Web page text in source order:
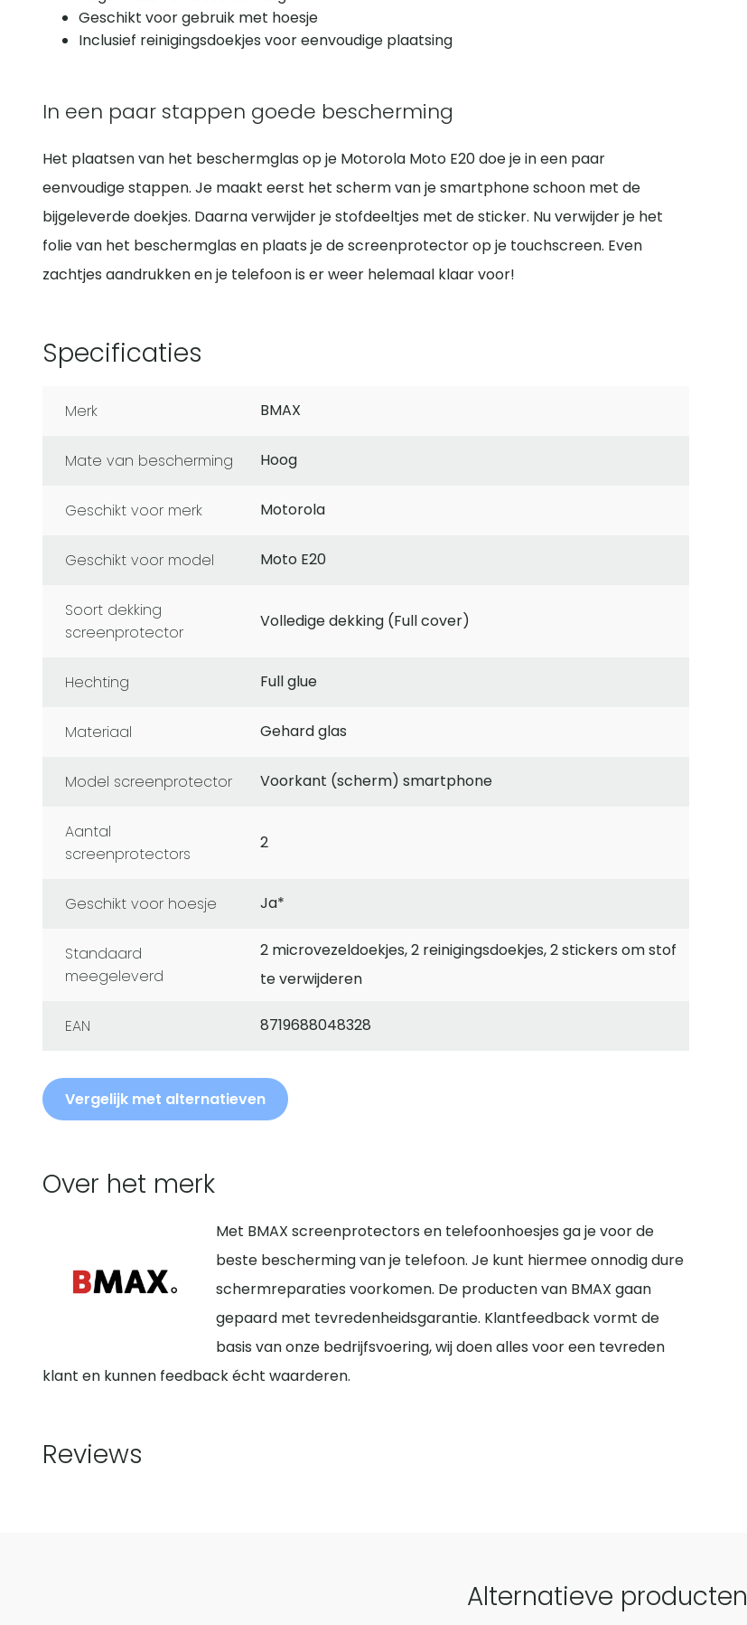
Geschikt voor gebruik met hoesje
Inclusief reinigingsdoekjes voor eenvoudige plaatsing
In een paar stappen goede bescherming
Het plaatsen van het beschermglas op je Motorola Moto E20 doe je in een paar
eenvoudige stappen. Je maakt eerst het scherm van je smartphone schoon met de
bijgeleverde doekjes. Daarna verwijder je stofdeeltjes met de sticker. Nu verwijder je het
folie van het beschermglas en plaats je de screenprotector op je touchscreen. Even
zachtjes aandrukken en je telefoon is er weer helemaal klaar voor!
Specificaties
Merk BMAX
Mate van bescherming Hoog
Geschikt voor merk Motorola
Geschikt voor model Moto E20
soort dekking
screenprotector
Volledige dekking (Full cover)
Hechting Full glue
Materiaal Gehard glas
Model screenprotector Voorkant (scherm) smartphone
Aantal
screenprotectors
2
Geschikt voor hoesje Ja*
Standaard
meegeleverd
2 microvezeldoekjes, 2 reinigingsdoekjes, 2 stickers om stof
te verwijderen
EAN 8719688048328
Vergelijk met alternatieven
Over het merk
Met BMAX screenprotectors en telefoonhoesjes ga je voor de
beste bescherming van je telefoon. Je kunt hiermee onnodig dure
schermreparaties voorkomen. De producten van BMAX gaan
gepaard met tevredenheidsgarantie. Klantfeedback vormt de
basis van onze bedrijfsvoering, wij doen alles voor een tevreden
klant en kunnen feedback écht waarderen.
Reviews
Alternatieve producten